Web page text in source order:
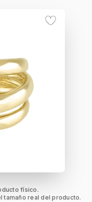
físico.
tamaño real del producto.